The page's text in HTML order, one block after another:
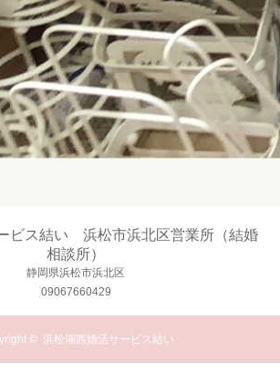
ビス結い 浜松市浜北区営業所（結婚
相談所）
静岡県浜松市浜北区
09067660429
© 浜松湖西婚活サービス結い